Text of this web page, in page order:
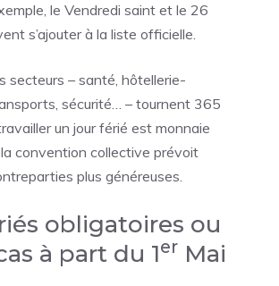
le Vendredi saint et le 26
s’ajouter à la liste officielle.
secteurs – santé, hôtellerie-
sécurité… – tournent 365
un jour férié est monnaie
convention collective prévoit
plus généreuses.
obligatoires ou
à part du 1er Mai